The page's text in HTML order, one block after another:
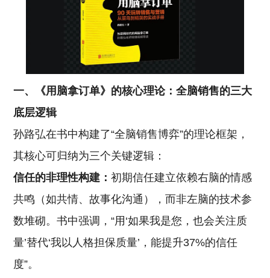
一、《用脑拿订单》的核心理论：全脑销售的三大
底层逻辑
孙路弘在书中构建了“全脑销售博弈”的理论框架，
其核心可归纳为三个关键逻辑：
信任的非理性构建：初期信任建立依赖右脑的情感
共鸣（如共情、故事化沟通），而非左脑的技术参
数堆砌。书中强调，“用‘如果我是您，也会关注质
量’替代‘我以人格担保质量’，能提升37%的信任
度”。